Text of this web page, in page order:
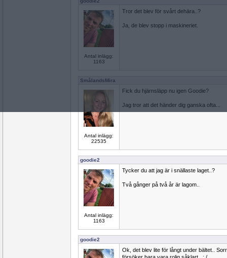
Antal inlägg:
1163
Tror det blev för svårt dehära..?
Ja, de blev stopp i maskineriet.
SmålandsMira
Antal inlägg:
22535
Fick du hjärnsläpp nu igen Goodie?
Jag tror att det händer dig ganska ofta...
goodie2
Antal inlägg:
1163
Tycker du att jag är i snällaste laget..?
Två gånger på två år är lagom..
goodie2
Ok, det blev lite för långt under bältet..